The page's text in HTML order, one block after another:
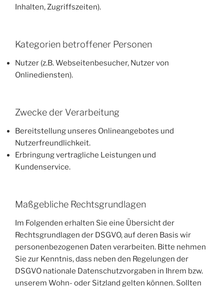
Inhalten, Zugriffszeiten).
Kategorien betroffener Personen
Nutzer (z.B. Webseitenbesucher, Nutzer von
Onlinediensten).
Zwecke der Verarbeitung
Bereitstellung unseres Onlineangebotes und
Nutzerfreundlichkeit.
Erbringung vertragliche Leistungen und
Kundenservice.
Maßgebliche Rechtsgrundlagen
Im Folgenden erhalten Sie eine Übersicht der
Rechtsgrundlagen der DSGVO, auf deren Basis wir
personenbezogenen Daten verarbeiten. Bitte nehmen
Sie zur Kenntnis, dass neben den Regelungen der
DSGVO nationale Datenschutzvorgaben in Ihrem bzw.
unserem Wohn- oder Sitzland gelten können. Sollten